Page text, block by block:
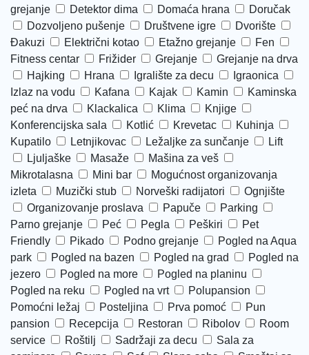
grejanje
Detektor dima Domaća hrana
Doručak
Dozvoljeno pušenje
Društvene igre
Dvorište
Đakuzi
Električni kotao Etažno grejanje
Fen
Fitness centar
Frižider Grejanje
Grejanje na drva
Hajking
Hrana Igralište za decu
Igraonica
Izlaz na vodu
Kafana Kajak Kamin
Kaminska
peć na drva
Klackalica Klima
Knjige
Konferencijska sala
Kotlić Krevetac
Kuhinja
Kupatilo
Letnjikovac Ležaljke za sunčanje
Lift
Ljuljaške
Masaže
Mašina za veš
Mikrotalasna
Mini bar
Mogućnost organizovanja
izleta
Muzički stub Norveški radijatori
Ognjište
Organizovanje proslava
Papuče
Parking
Parno grejanje
Peć Pegla Peškiri
Pet
Friendly
Pikado Podno grejanje
Pogled na Aqua
park
Pogled na bazen Pogled na grad
Pogled na
jezero
Pogled na more
Pogled na planinu
Pogled na reku
Pogled na vrt
Polupansion
Pomoćni ležaj
Posteljina Prva pomoć
Pun
pansion
Recepcija Restoran Ribolov
Room
service
Roštilj Sadržaji za decu
Sala za